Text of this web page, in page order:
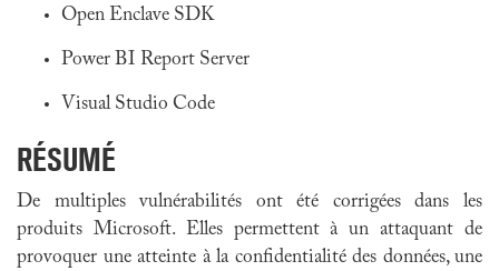
Open Enclave SDK
Power BI Report Server
Visual Studio Code
RÉSUMÉ
De multiples vulnérabilités ont été corrigées dans les
produits Microsoft. Elles permettent à un attaquant de
provoquer une atteinte à la confidentialité des données, une